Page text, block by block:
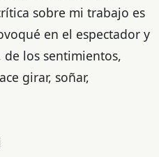
sobre mi trabajo es
en el espectador y
los sentimientos,
girar, soñar,